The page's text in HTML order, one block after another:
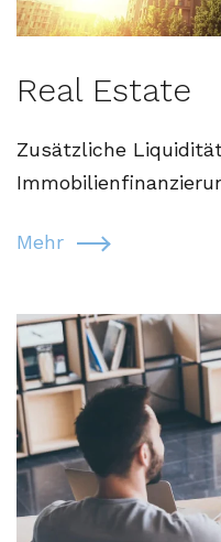
Real Estate
Zusätzliche
Mehr